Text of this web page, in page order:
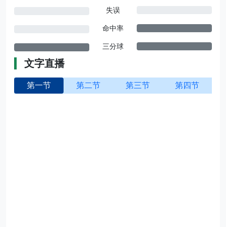
失误
命中率
三分球
文字直播
第一节 第二节 第三节 第四节